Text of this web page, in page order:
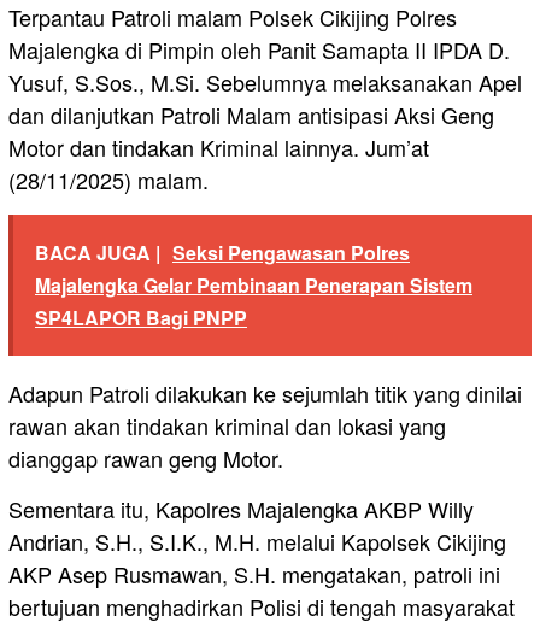
Terpantau Patroli malam Polsek Cikijing Polres
Majalengka di Pimpin oleh Panit Samapta II IPDA D.
Yusuf, S.Sos., M.Si. Sebelumnya melaksanakan Apel
dan dilanjutkan Patroli Malam antisipasi Aksi Geng
Motor dan tindakan Kriminal lainnya. Jum’at
(28/11/2025) malam.
BACA JUGA | Seksi Pengawasan Polres
Majalengka Gelar Pembinaan Penerapan Sistem
SP4LAPOR Bagi PNPP
Adapun Patroli dilakukan ke sejumlah titik yang dinilai
rawan akan tindakan kriminal dan lokasi yang
dianggap rawan geng Motor.
Sementara itu, Kapolres Majalengka AKBP Willy
Andrian, S.H., S.I.K., M.H. melalui Kapolsek Cikijing
AKP Asep Rusmawan, S.H. mengatakan, patroli ini
bertujuan menghadirkan Polisi di tengah masyarakat